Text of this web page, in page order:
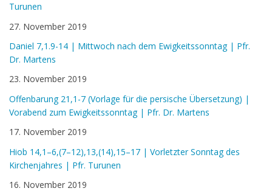
Turunen
27. November 2019
Daniel 7,1.9-14 | Mittwoch nach dem Ewigkeitssonntag | Pfr.
Dr. Martens
23. November 2019
Offenbarung 21,1-7 (Vorlage für die persische Übersetzung) |
Vorabend zum Ewigkeitssonntag | Pfr. Dr. Martens
17. November 2019
Hiob 14,1–6,(7–12),13,(14),15–17 | Vorletzter Sonntag des
Kirchenjahres | Pfr. Turunen
16. November 2019